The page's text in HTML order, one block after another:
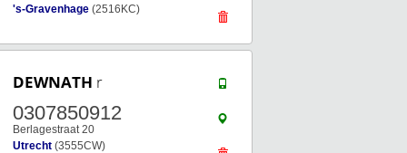
's-Gravenhage (2516KC)
DEWNATH r
0307850912
Berlagestraat 20
Utrecht (3555CW)